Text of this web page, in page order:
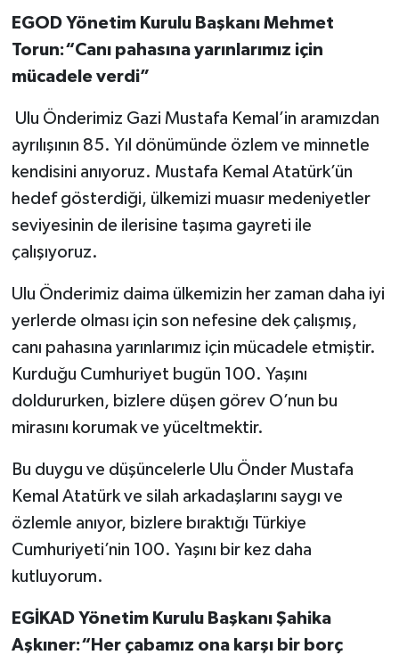
EGOD Yönetim Kurulu Başkanı Mehmet
Torun:“Canı pahasına yarınlarımız için
mücadele verdi”
Ulu Önderimiz Gazi Mustafa Kemal’in aramızdan
ayrılışının 85. Yıl dönümünde özlem ve minnetle
kendisini anıyoruz. Mustafa Kemal Atatürk’ün
hedef gösterdiği, ülkemizi muasır medeniyetler
seviyesinin de ilerisine taşıma gayreti ile
çalışıyoruz.
Ulu Önderimiz daima ülkemizin her zaman daha iyi
yerlerde olması için son nefesine dek çalışmış,
canı pahasına yarınlarımız için mücadele etmiştir.
Kurduğu Cumhuriyet bugün 100. Yaşını
doldururken, bizlere düşen görev O’nun bu
mirasını korumak ve yüceltmektir.
Bu duygu ve düşüncelerle Ulu Önder Mustafa
Kemal Atatürk ve silah arkadaşlarını saygı ve
özlemle anıyor, bizlere bıraktığı Türkiye
Cumhuriyeti’nin 100. Yaşını bir kez daha
kutluyorum.
EGİKAD Yönetim Kurulu Başkanı Şahika
Aşkıner:“Her çabamız ona karşı bir borç